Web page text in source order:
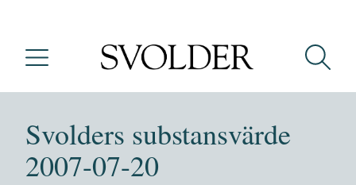
Svolders substansvärde
2007-07-20